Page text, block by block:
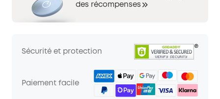
des récompenses
Sécurité et protection
Paiement facile